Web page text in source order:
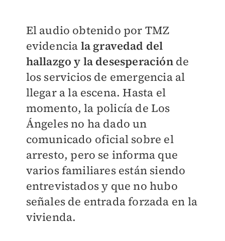
El audio obtenido por TMZ
evidencia la gravedad del
hallazgo y la desesperación de
los servicios de emergencia al
llegar a la escena. Hasta el
momento, la policía de Los
Ángeles no ha dado un
comunicado oficial sobre el
arresto, pero se informa que
varios familiares están siendo
entrevistados y que no hubo
señales de entrada forzada en la
vivienda.